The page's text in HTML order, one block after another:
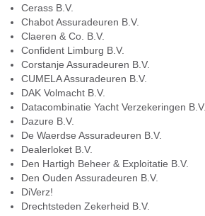
Cerass B.V.
Chabot Assuradeuren B.V.
Claeren & Co. B.V.
Confident Limburg B.V.
Corstanje Assuradeuren B.V.
CUMELA Assuradeuren B.V.
DAK Volmacht B.V.
Datacombinatie Yacht Verzekeringen B.V.
Dazure B.V.
De Waerdse Assuradeuren B.V.
Dealerloket B.V.
Den Hartigh Beheer & Exploitatie B.V.
Den Ouden Assuradeuren B.V.
DiVerz!
Drechtsteden Zekerheid B.V.